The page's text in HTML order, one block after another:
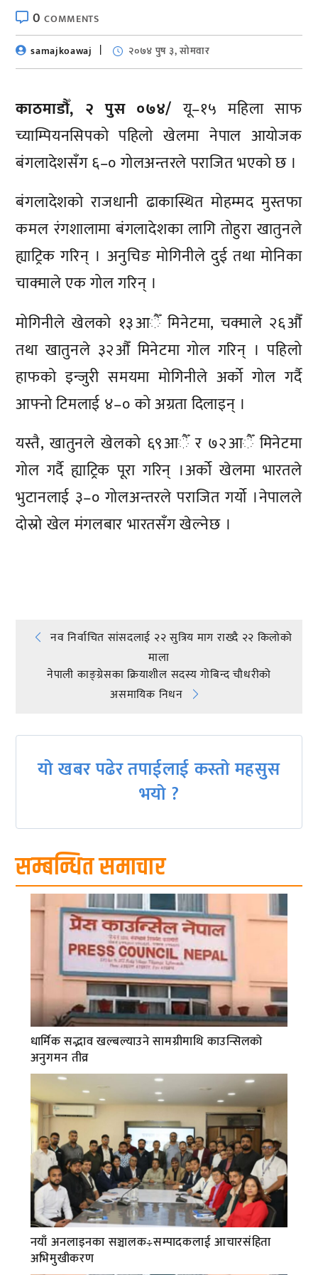
0COMMENTS
samajkoawaj
२०७४ पुष ३, सोमवार
काठमाडौँ, २ पुस ०७४/ यू–१५ महिला साफ
च्याम्पियनसिपको पहिलो खेलमा नेपाल आयोजक
बंगलादेशसँग ६–० गोलअन्तरले पराजित भएको छ ।
बंगलादेशको राजधानी ढाकास्थित मोहम्मद मुस्तफा
कमल रंगशालामा बंगलादेशका लागि तोहुरा खातुनले
ह्याट्रिक गरिन् । अनुचिङ मोगिनीले दुई तथा मोनिका
चाक्माले एक गोल गरिन् ।
मोगिनीले खेलको १३आैँ मिनेटमा, चक्माले २६औँ
तथा खातुनले ३२औँ मिनेटमा गोल गरिन् । पहिलो
हाफको इन्जुरी समयमा मोगिनीले अर्को गोल गर्दै
आफ्नो टिमलाई ४–० को अग्रता दिलाइन् ।
यस्तै, खातुनले खेलको ६९आैँ र ७२आैँ मिनेटमा
गोल गर्दै ह्याट्रिक पूरा गरिन् ।अर्को खेलमा भारतले
भुटानलाई ३–० गोलअन्तरले पराजित गर्यो ।नेपालले
दोस्रो खेल मंगलबार भारतसँग खेल्नेछ ।
Post
navigation
नव निर्वाचित सांसदलाई २२ सुत्रिय माग राख्दै २२ किलोको
माला
नेपाली काङ्ग्रेसका क्रियाशील सदस्य गोबिन्द चौधरीको
असमायिक निधन
यो खबर पढेर तपाईलाई कस्तो महसुस
भयो ?
सम्बन्धित समाचार
धार्मिक सद्भाव खल्बल्याउने सामग्रीमाथि काउन्सिलको
अनुगमन तीव्र
नयाँ अनलाइनका सञ्चालक÷सम्पादकलाई आचारसंहिता
अभिमुखीकरण